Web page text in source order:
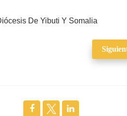
De Yibuti Y Somalia